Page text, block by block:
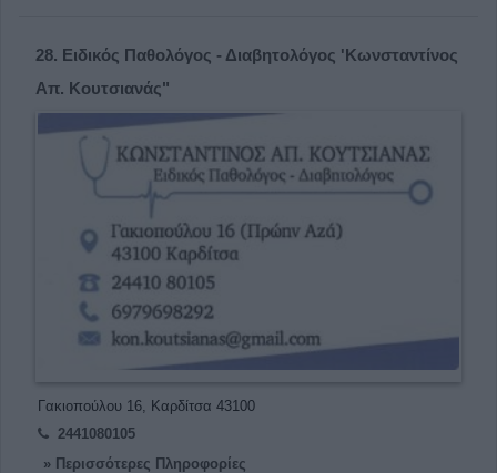
28. Ειδικός Παθολόγος - Διαβητολόγος 'Κωνσταντίνος
Απ. Κουτσιανάς"
Γακιοπούλου 16, Καρδίτσα 43100
2441080105
» Περισσότερες Πληροφορίες